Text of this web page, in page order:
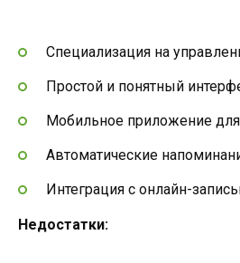
Специализация на
Простой и понятный
Мобильное приложение
Автоматические
Интеграция с онлайн-
Недостатки: